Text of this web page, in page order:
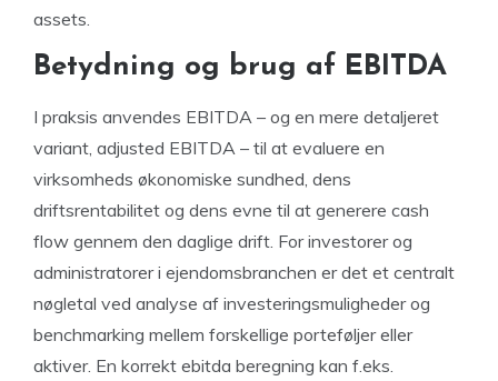
assets.
Betydning og brug af EBITDA
I praksis anvendes EBITDA – og en mere detaljeret
variant, adjusted EBITDA – til at evaluere en
virksomheds økonomiske sundhed, dens
driftsrentabilitet og dens evne til at generere cash
flow gennem den daglige drift. For investorer og
administratorer i ejendomsbranchen er det et centralt
nøgletal ved analyse af investeringsmuligheder og
benchmarking mellem forskellige porteføljer eller
aktiver. En korrekt ebitda beregning kan f.eks.